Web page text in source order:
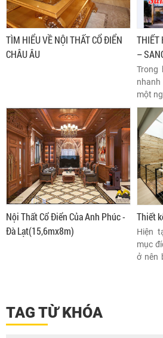
TÌM HIỂU VỀ NỘI THẤT CỔ ĐIỂN
CHÂU ÂU
THIẾT
–
Trong
một
lại ở
hiện
của
cổ
giữa
hiện
Nội Thất Cổ Điển Của Anh Phúc -
Đà Lạt(15,6mx8m)
Thiết
Hiện
mục
ở nên
TAG TỪ KHÓA